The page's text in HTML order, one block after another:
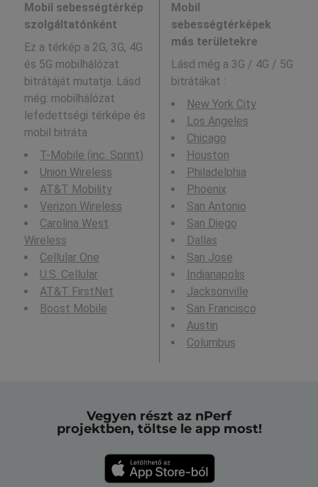
Mobil sebességtérkép
szolgáltatónként
Ez a térkép a 2G, 3G, 4G
és 5G mobilhálózat
bitrátáját mutatja. Lásd
még: mobilhálózat
lefedettségi térképe és
mobil bitráta.
T-Mobile (inc. Sprint)
Union Wireless
AT&T Mobility
Verizon Wireless
Carolina West
Wireless
Cellular One
U.S. Cellular
AT&T FirstNet
Boost Mobile
Mobil
sebességtérképek
más területekre
Lásd még a 3G / 4G / 5G
bitrátákat :
New York City
Los Angeles
Chicago
Houston
Philadelphia
Phoenix
San Antonio
San Diego
Dallas
San Jose
Indianapolis
Jacksonville
San Francisco
Austin
Columbus
Vegyen részt az nPerf
projektben, töltse le app most!